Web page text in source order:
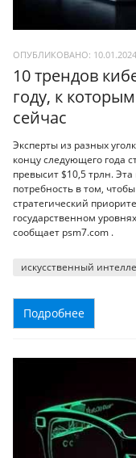
ОПУБЛИКОВАНО:
10 трендов
году, к
сейчас
Эксперты из разных
концу следующего года
превысит $10,5 трлн.
потребность в том,
стратегический
государственном
сообщает psm7.com .
искусственный
Подробнее